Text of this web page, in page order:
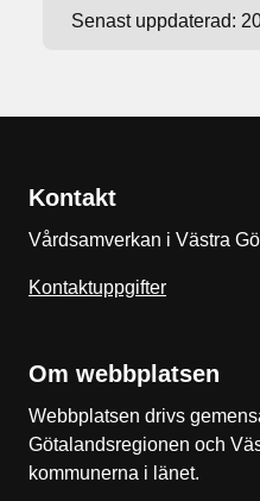
Senast uppdaterad:
Kontakt
Vårdsamverkan i Västra
Kontaktuppgifter
Om webbplatsen
Webbplatsen drivs
Götalandsregionen och
kommunerna i länet.